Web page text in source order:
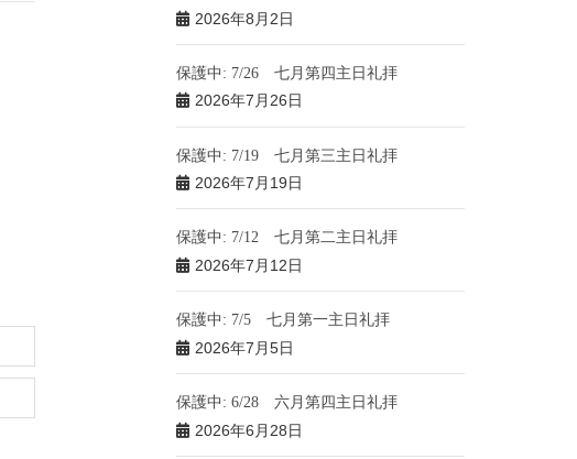
2026年8月2日
保護中: 7/26 七月第四主日礼拝
2026年7月26日
保護中: 7/19 七月第三主日礼拝
2026年7月19日
保護中: 7/12 七月第二主日礼拝
2026年7月12日
保護中: 7/5 七月第一主日礼拝
2026年7月5日
保護中: 6/28 六月第四主日礼拝
2026年6月28日